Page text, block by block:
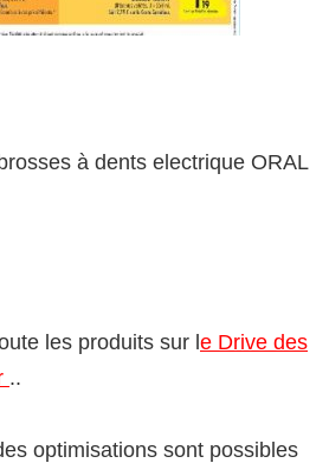
à dents electrique ORAL
les produits sur le Drive des
..
optimisations sont possibles